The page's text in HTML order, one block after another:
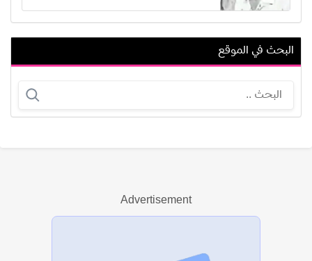
رضا الباهي
عرض الكل
البحث في الموقع
Advertisement